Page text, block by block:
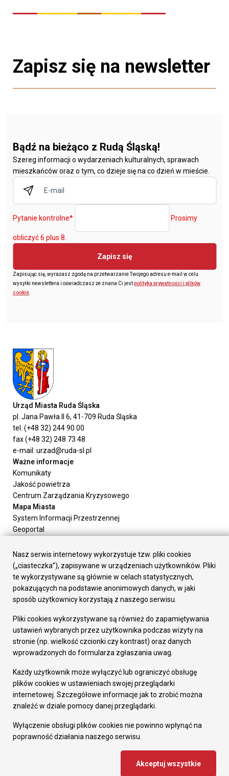
Zapisz się na newsletter
Bądź na bieżąco z Rudą Śląską!
Szereg informacji o wydarzeniach kulturalnych, sprawach
mieszkańców oraz o tym, co dzieje się na co dzień w mieście.
Pytanie kontrolne* Prosimy
obliczyć 6 plus 8.
Zapisz się
Zapisując się, wyrażasz zgodę na przetwarzanie Twojego adresu e-mail w celu
wysyłki newslettera i oświadczasz że znana Ci jestpolityka prywatności i plików
cookie.
Urząd Miasta Ruda Śląska
pl. Jana Pawła II 6, 41-709 Ruda Śląska
tel. (+48 32) 244 90 00
fax (+48 32) 248 73 48
e-mail: urzad@ruda-sl.pl
Ważne informacje
Komunikaty
Jakość powietrza
Centrum Zarządzania Kryzysowego
Mapa Miasta
System Informacji Przestrzennej
Geoportal
Załatw sprawę
Prezydent Miasta
Rada Miasta
Wydziały
Elektroniczna Skrzynka Podawcza
Gospodarka
Fundusze europejskie
Środki krajowe
Oferty inwestycyjne
Pozostałe
Deklaracja dostępności
Dane osobowe
Dodaj opinię o witrynie
Projekt i wdrożenie - MIGOMEDIA
Nasz serwis internetowy wykorzystuje tzw. pliki cookies
(„ciasteczka”), zapisywane w urządzeniach użytkowników. Pliki
te wykorzystywane są głównie w celach statystycznych,
pokazujących na podstawie anonimowych danych, w jaki
sposób użytkownicy korzystają z naszego serwisu.
Pliki cookies wykorzystywane są również do zapamiętywania
ustawień wybranych przez użytkownika podczas wizyty na
stronie (np. wielkość czcionki czy kontrast) oraz danych
wprowadzonych do formularza zgłaszania uwag.
Każdy użytkownik może wyłączyć lub ograniczyć obsługę
plików cookies w ustawieniach swojej przeglądarki
internetowej. Szczegółowe informacje jak to zrobić można
znaleźć w dziale pomocy danej przeglądarki.
Wyłączenie obsługi plików cookies nie powinno wpłynąć na
poprawność działania naszego serwisu.
Akceptuj wszystkie